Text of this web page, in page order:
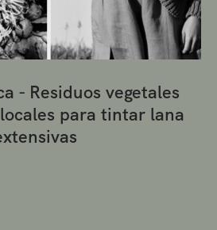
- Residuos vegetales
para tintar lana